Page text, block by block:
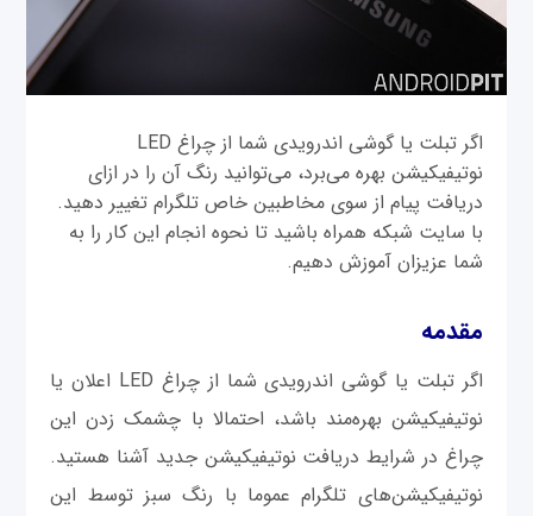
اگر تبلت یا گوشی اندرویدی شما از چراغ LED
نوتیفیکیشن بهره می‌برد، می‌توانید رنگ آن را در ازای
دریافت پیام از سوی مخاطبین خاص تلگرام تغییر دهید.
با سایت شبکه همراه باشید تا نحوه انجام این کار را به
شما عزیزان آموزش دهیم.
مقدمه
اگر تبلت یا گوشی اندرویدی شما از چراغ LED اعلان یا
نوتیفیکیشن بهره‌مند باشد، احتمالا با چشمک زدن این
چراغ در شرایط دریافت نوتیفیکیشن جدید آشنا هستید.
نوتیفیکیشن‌های تلگرام عموما با رنگ سبز توسط این